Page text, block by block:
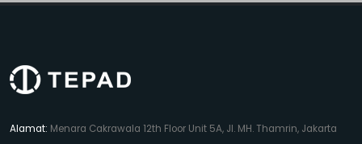
Alamat: Menara Cakrawala 12th Floor Unit 5A, Jl. MH. Thamrin, Jakarta